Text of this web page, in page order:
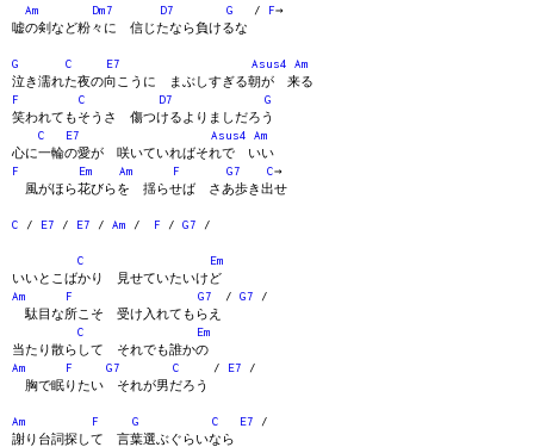
Am
Dm7 D7 G / F→
嘘の剣など粉々に 信じたなら負けるな
G C E7 Asus4
Am
泣き濡れた夜の向こうに まぶしすぎる朝が 来る
F
C D7
G
笑われてもそうさ 傷つけるよりましだろう
C
E7 Asus4
Am
心に一輪の愛が 咲いていればそれで いい
F
Em Am F G7 C→
風がほら花びらを 揺らせば さあ歩き出せ
C / E7 / E7 / Am / F / G7 /
C
Em
いいとこばかり 見せていたいけど
Am
F G7 / G7 /
駄目な所こそ 受け入れてもらえ
C
Em
当たり散らして それでも誰かの
Am
F G7 C / E7 /
胸で眠りたい それが男だろう
Am F G C E7 /
謝り台詞探して 言葉選ぶぐらいなら